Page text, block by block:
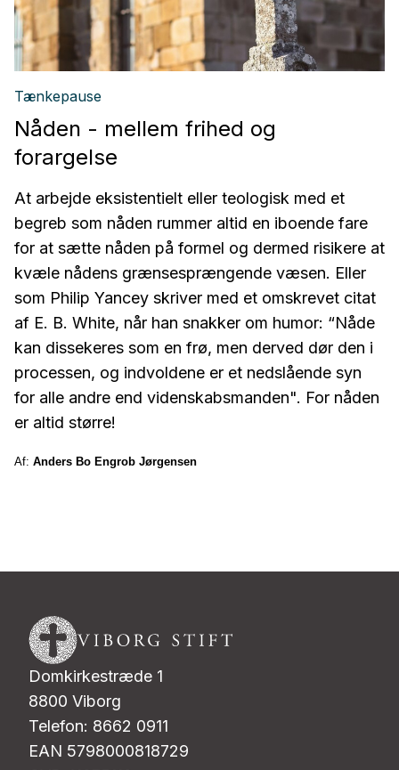
Tænkepause
Nåden - mellem frihed og
forargelse
At arbejde eksistentielt eller teologisk med et
begreb som nåden rummer altid en iboende fare
for at sætte nåden på formel og dermed risikere at
kvæle nådens grænsesprængende væsen. Eller
som Philip Yancey skriver med et omskrevet citat
af E. B. White, når han snakker om humor: “Nåde
kan dissekeres som en frø, men derved dør den i
processen, og indvoldene er et nedslående syn
for alle andre end videnskabsmanden". For nåden
er altid større!
Af: Anders Bo Engrob Jørgensen
Domkirkestræde 1
8800 Viborg
Telefon: 8662 0911
EAN 5798000818729